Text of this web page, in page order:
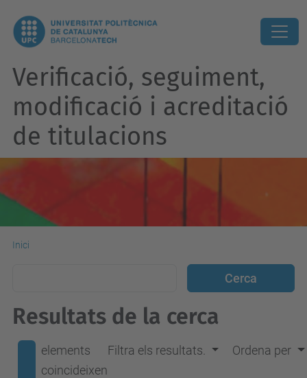
Verificació, seguiment,
modificació i acreditació
de titulacions
Inici
Resultats de la cerca
elements
coincideixen
Filtra els resultats. Ordena per